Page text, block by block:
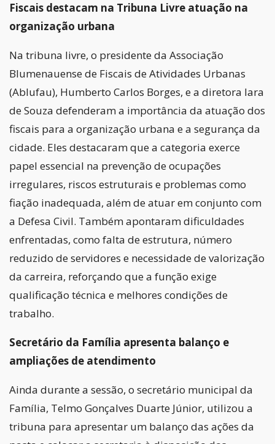
Fiscais destacam na Tribuna Livre atuação na
organização urbana
Na tribuna livre, o presidente da Associação
Blumenauense de Fiscais de Atividades Urbanas
(Ablufau), Humberto Carlos Borges, e a diretora Iara
de Souza defenderam a importância da atuação dos
fiscais para a organização urbana e a segurança da
cidade. Eles destacaram que a categoria exerce
papel essencial na prevenção de ocupações
irregulares, riscos estruturais e problemas como
fiação inadequada, além de atuar em conjunto com
a Defesa Civil. Também apontaram dificuldades
enfrentadas, como falta de estrutura, número
reduzido de servidores e necessidade de valorização
da carreira, reforçando que a função exige
qualificação técnica e melhores condições de
trabalho.
Secretário da Família apresenta balanço e
ampliações de atendimento
Ainda durante a sessão, o secretário municipal da
Família, Telmo Gonçalves Duarte Júnior, utilizou a
tribuna para apresentar um balanço das ações da